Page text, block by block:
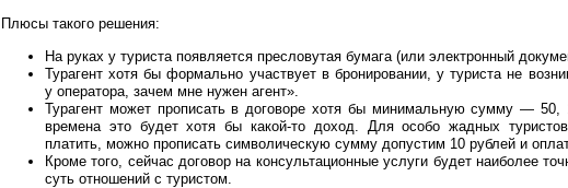
Плюсы такого решения:
На руках у туриста появляется пресловутая бумага (или электронный
Турагент хотя бы формально участвует в бронировании, у туриста не
у оператора, зачем мне нужен агент».
Турагент может прописать в договоре хотя бы минимальную сумму —
времена это будет хотя бы какой-то доход. Для особо жадных
платить, можно прописать символическую сумму допустим 10 рублей и
Кроме того, сейчас договор на консультационные услуги будет наиболее
суть отношений с туристом.